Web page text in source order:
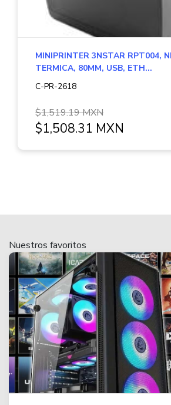
MINIPRINTER 3NSTAR RPT004,
TERMICA, 80MM, USB, ETH...
C-PR-2618
$1,519.19 MXN
$1,508.31 MXN
Nuestros favoritos